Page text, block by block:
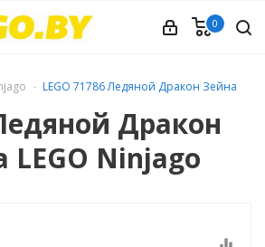
0
LEGO 71786 Ледяной Дракон Зейна
Дракон
LEGO Ninjago